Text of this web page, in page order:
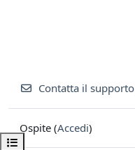
Apri indice del corso
Contatta il supporto
Ospite (Accedi)